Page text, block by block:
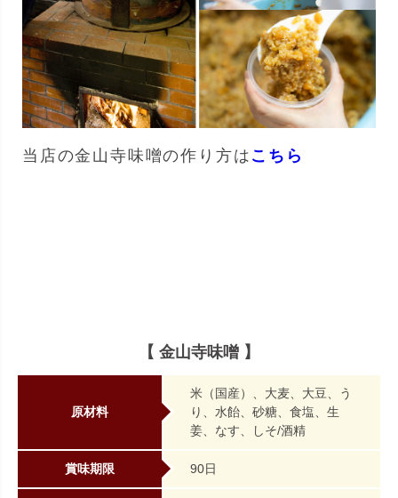
当店の金山寺味噌の作り方は こちら
【 金山寺味噌 】
原材料
米（国産）、大麦、大豆、う
り、水飴、砂糖、食塩、生
姜、なす、しそ/酒精
賞味期限 90日